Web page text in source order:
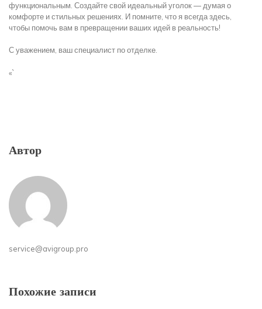
функциональным. Создайте свой идеальный уголок — думая о
комфорте и стильных решениях. И помните, что я всегда здесь,
чтобы помочь вам в превращении ваших идей в реальность!
С уважением, ваш специалист по отделке.
«`
Автор
service@avigroup.pro
Похожие записи